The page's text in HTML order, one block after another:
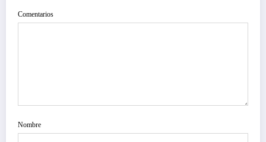
Comentarios
Nombre